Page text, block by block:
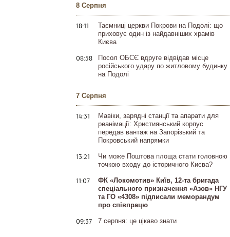
8 Серпня
18:11
Таємниці церкви Покрови на Подолі: що
приховує один із найдавніших храмів
Києва
08:58
Посол ОБСЄ вдруге відвідав місце
російського удару по житловому будинку
на Подолі
7 Серпня
14:31
Мавіки, зарядні станції та апарати для
реанімації: Християнський корпус
передав вантаж на Запорізький та
Покровський напрямки
13:21
Чи може Поштова площа стати головною
точкою входу до історичного Києва?
11:07
ФК «Локомотив» Київ, 12-та бригада
спеціального призначення «Азов» НГУ
та ГО «4308» підписали меморандум
про співпрацю
09:37 7 серпня: це цікаво знати